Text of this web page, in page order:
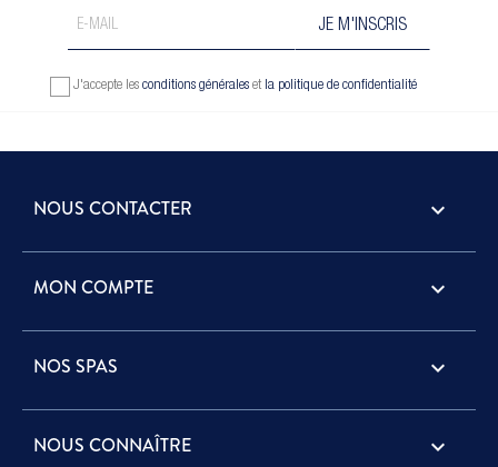
J'accepte les conditions générales et la politique de confidentialité
NOUS CONTACTER keyboard_arrow_down
MON COMPTE 
NOS SPAS 
NOUS CONNAÎTRE 